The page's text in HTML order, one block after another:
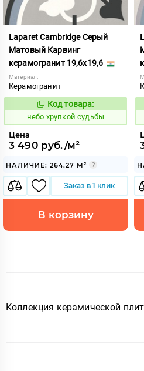
Laparet Cambridge Серый
Матовый Карвинг
керамогранит 19,6x19,6
Материал:
Керамогранит
Код:
1123724
Код товара:
небо хрупкой судьбы
Цена
3 490 руб./м²
НАЛИЧИЕ: 264.27 М²
Заказ в 1 клик
В корзину
Коллекция керамической